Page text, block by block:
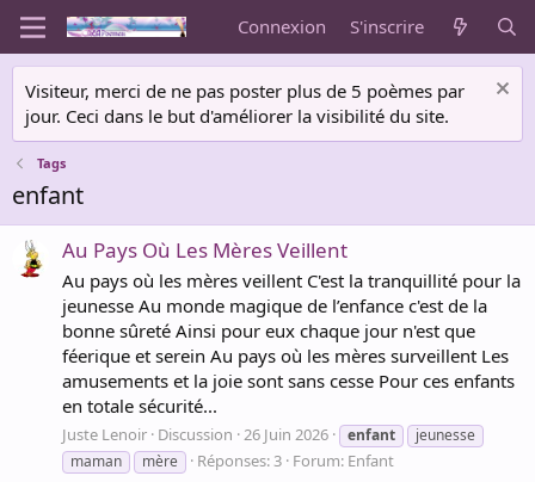
Connexion S'inscrire
Visiteur, merci de ne pas poster plus de 5 poèmes par
jour. Ceci dans le but d'améliorer la visibilité du site.
Tags
enfant
Au Pays Où Les Mères Veillent
Au pays où les mères veillent C'est la tranquillité pour la
jeunesse Au monde magique de l’enfance c'est de la
bonne sûreté Ainsi pour eux chaque jour n'est que
féerique et serein Au pays où les mères surveillent Les
amusements et la joie sont sans cesse Pour ces enfants
en totale sécurité...
Juste Lenoir Discussion 26 Juin 2026 enfant
jeunesse
maman
mère Réponses: 3 Forum: Enfant